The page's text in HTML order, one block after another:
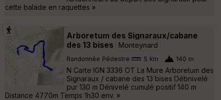
cette balade en raquettes »
Arboretum des Signaraux/cabane
des 13 bises
Monteynard
Randonnée Pédestre 5 km 140 m
N Carte IGN 3336 OT La Mure Arboretum des
Signaraux / cabane des 13 bises Débnivelé
pur 130 m Dénivelé cumulé positif 140 m
Distance 4770m Temps 1h30 env. »